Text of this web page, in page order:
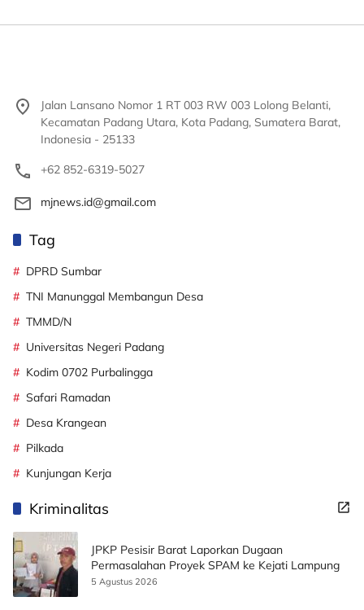
Jalan Lansano Nomor 1 RT 003 RW 003 Lolong Belanti,
Kecamatan Padang Utara, Kota Padang, Sumatera Barat,
Indonesia - 25133
+62 852-6319-5027
mjnews.id@gmail.com
Tag
DPRD Sumbar
TNI Manunggal Membangun Desa
TMMD/N
Universitas Negeri Padang
Kodim 0702 Purbalingga
Safari Ramadan
Desa Krangean
Pilkada
Kunjungan Kerja
Kriminalitas
JPKP Pesisir Barat Laporkan Dugaan
Permasalahan Proyek SPAM ke Kejati Lampung
5 Agustus 2026